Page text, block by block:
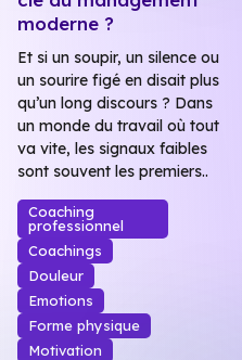
moderne ?
Et si un soupir, un silence ou
un sourire figé en disait plus
qu’un long discours ? Dans
un monde du travail où tout
va vite, les signaux faibles
sont souvent les premiers..
Coaching
professionnel
Coachings
Douleur
Emotions
Forme physique
Motivation